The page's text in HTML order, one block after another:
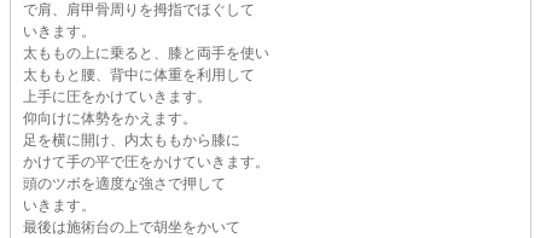
で肩、肩甲骨周りを拇指でほぐして
いきます。
太ももの上に乗ると、膝と両手を使い
太ももと腰、背中に体重を利用して
上手に圧をかけていきます。
仰向けに体勢をかえます。
足を横に開け、内太ももから膝に
かけて手の平で圧をかけていきます。
頭のツボを適度な強さで押して
いきます。
最後は施術台の上で胡坐をかいて